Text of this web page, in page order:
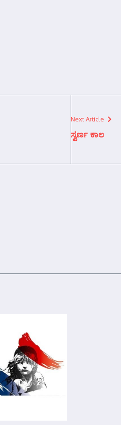
Next Article
ಸ್ವರ್ಣ ಕಾಲ